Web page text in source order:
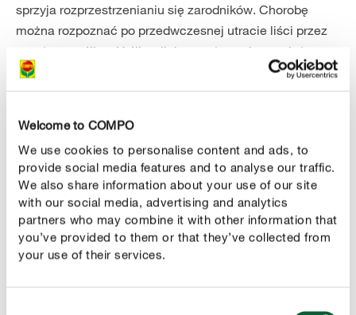
Welcome to COMPO
We use cookies to personalise content and ads, to
provide social media features and to analyse our traffic.
We also share information about your use of our site
with our social media, advertising and analytics
partners who may combine it with other information that
you’ve provided to them or that they’ve collected from
your use of their services.
sprzyja rozprzestrzenianiu się zarodników. Chorobę
można rozpoznać po przedwczesnej utracie liści przez
porażone rośliny. U śliw silnie porażone drzewa już w
sierpniu mają brązowe i zasuszone liście od strony
konsekwencje to zahamowanie wzrostu, utrata plonów,
osłabienie roślin, a w najgorszym przypadku nawet
obumarcie drzewa. Oprócz typowych roślin
żywicielskich porażeniu mogą ulec tarniny, brzoskwinie i
mirabelki. Choroba rzadko przenosi się na owoce tych
roślin. Jeśli jednak do porażenia dojdzie, owoce będą
mieć chropowatą powierzchnię i trudności z